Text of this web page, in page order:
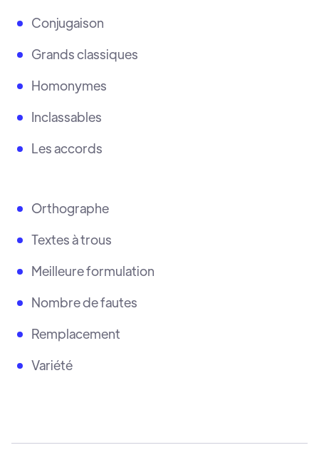
Conjugaison
Grands classiques
Homonymes
Inclassables
Les accords
Orthographe
Textes à trous
Meilleure formulation
Nombre de fautes
Remplacement
Variété